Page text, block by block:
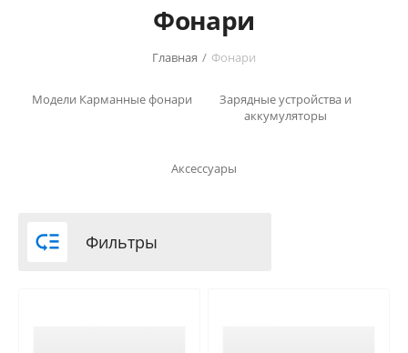
Фонари
Главная / Фонари
Модели Карманные фонари
Зарядные устройства и
аккумуляторы
Аксессуары
 Фильтры